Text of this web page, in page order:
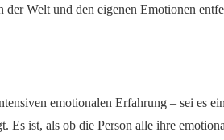
Welt und den eigenen Emotionen
emotionalen Erfahrung – sei es
ist, als ob die Person alle ihre